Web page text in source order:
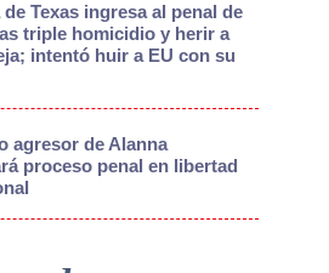
Texas ingresa al penal de
triple homicidio y herir a
intentó huir a EU con su
agresor de Alanna
proceso penal en libertad